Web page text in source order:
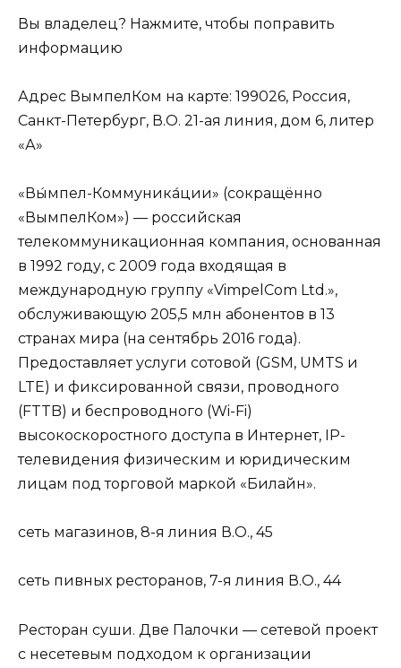
Вы владелец? Нажмите, чтобы поправить
информацию
Адрес ВымпелКом на карте: 199026, Россия,
Санкт-Петербург, В.О. 21-ая линия, дом 6, литер
«А»
«Вы́мпел-Коммуника́ции» (сокращённо
«ВымпелКом») — российская
телекоммуникационная компания, основанная
в 1992 году, с 2009 года входящая в
международную группу «VimpelCom Ltd.»,
обслуживающую 205,5 млн абонентов в 13
странах мира (на сентябрь 2016 года).
Предоставляет услуги сотовой (GSM, UMTS и
LTE) и фиксированной связи, проводного
(FTTB) и беспроводного (Wi-Fi)
высокоскоростного доступа в Интернет, IP-
телевидения физическим и юридическим
лицам под торговой маркой «Билайн».
сеть магазинов, 8-я линия В.О., 45
сеть пивных ресторанов, 7-я линия В.О., 44
Ресторан суши. Две Палочки — сетевой проект
с несетевым подходом к организации